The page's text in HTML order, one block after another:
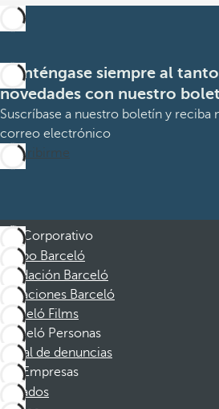
Manténgase siempre al
novedades con nuestro
Suscríbase a nuestro boletín y reciba
correo electrónico
Suscribirme
Corporativo
Grupo Barceló
Fundación Barceló
Vacaciones Barceló
Barceló Films
Barceló Personas
Canal de denuncias
Empresas
Afiliados